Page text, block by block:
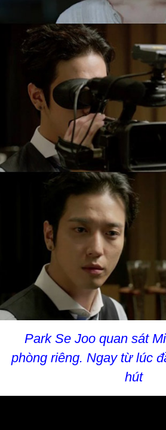
Park Se Joo quan sát
phòng riêng. Ngay từ lúc
hút